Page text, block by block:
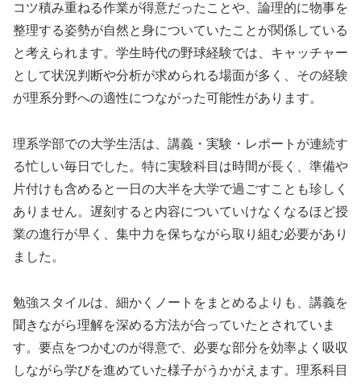
コツ積み重ねる作業が得意だったことや、論理的に物事を
整理する姿勢が自然と身についていたことが関係している
と考えられます。学生時代の野球経験では、キャッチャー
として状況判断や分析が求められる場面が多く、その経験
が理系分野への適性につながった可能性があります。
理系学部での大学生活は、講義・実験・レポートが連続す
る忙しい毎日でした。特に実験科目は時間が長く、準備や
片付けも含めると一日の大半を大学で過ごすことも珍しく
ありません。遅刻すると内容についていけなくなるほど授
業の進行が早く、集中力を保ちながら取り組む必要があり
ました。
勉強スタイルは、細かくノートをまとめるよりも、講義を
聞きながら理解を深める方法が合っていたとされていま
す。要点をつかむのが得意で、必要な部分を効率よく吸収
しながら学びを進めていた様子がうかがえます。理系科目